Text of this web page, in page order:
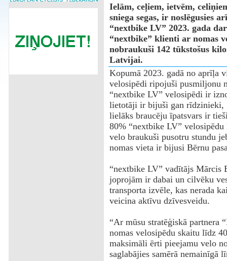
Ielām, ceļiem, ietvēm,
sniega segas, ir noslēgusies
“nextbike LV” 2023. gada
“nextbike” klienti ar nomas
nobraukuši 142 tūkstošus
Latvijai.
Kopumā 2023. gadā no aprīļa
velosipēdi ripojuši pusmiljonu
“nextbike LV” velosipēdi ir
lietotāji ir bijuši gan rīdzinieki,
lielāks braucēju īpatsvars ir
80% “nextbike LV”
velo braukuši pusotru stundu
nomas vieta ir bijusi Bērnu
“nextbike LV” vadītājs Mārcis
joprojām ir dabai un cilvēku
transporta izvēle, kas nerada
veicina aktīvu dzīvesveidu.
‌“Ar mūsu stratēģiskā partnera
nomas velosipēdu skaitu līdz
maksimāli ērti pieejamu velo
saglabājies samērā nemainīgā